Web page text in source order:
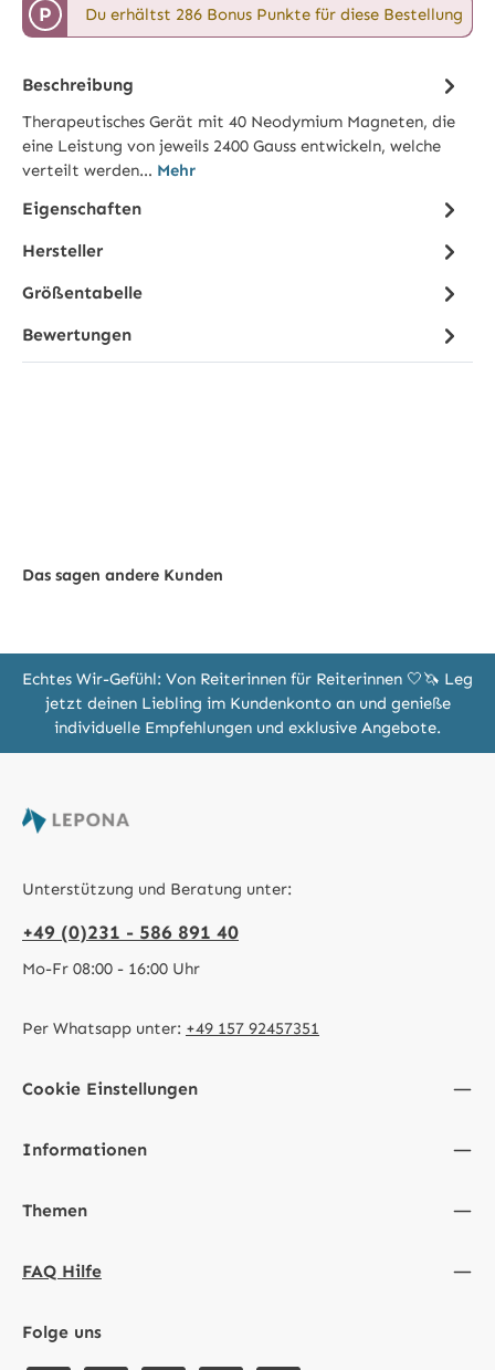
P Du erhältst 286 Bonus Punkte für diese Bestellung
Beschreibung
Therapeutisches Gerät mit 40 Neodymium Magneten, die
eine Leistung von jeweils 2400 Gauss entwickeln, welche
verteilt werden… Mehr
Eigenschaften
Hersteller
Größentabelle
Bewertungen
Das sagen andere Kunden
Echtes Wir-Gefühl: Von Reiterinnen für Reiterinnen 🤍🦄 Leg
jetzt deinen Liebling im Kundenkonto an und genieße
individuelle Empfehlungen und exklusive Angebote.
Unterstützung und Beratung unter:
+49 (0)231 - 586 891 40
Mo-Fr 08:00 - 16:00 Uhr
Per Whatsapp unter: +49 157 92457351
Cookie Einstellungen
Informationen
Themen
FAQ Hilfe
Folge uns